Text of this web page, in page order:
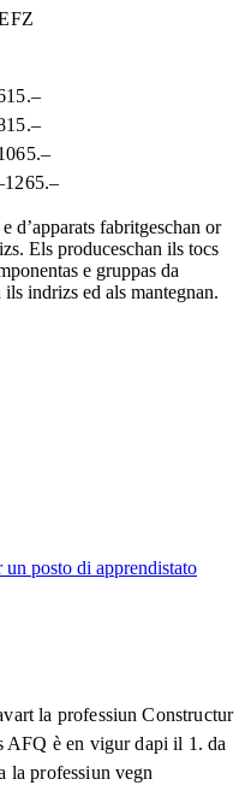
d’apparats fabritgeschan or
Els produceschan ils tocs
e gruppas da
indrizs ed als mantegnan.
un posto di apprendistato
la professiun Constructur
AFQ è en vigur dapi il 1. da
la professiun vegn